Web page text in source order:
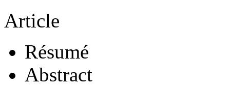
Article
Résumé
Abstract